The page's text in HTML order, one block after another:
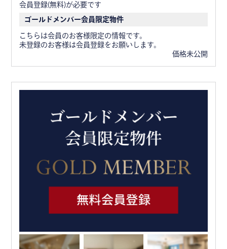
会員登録(無料)が必要です
ゴールドメンバー会員限定物件
こちらは会員のお客様限定の情報です。
未登録のお客様は会員登録をお願いします。
価格未公開